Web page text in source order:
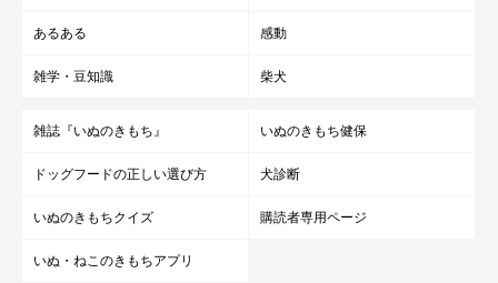
あるある 感動
雑学・豆知識 柴犬
雑誌『いぬのきもち』 いぬのきもち健保
ドッグフードの正しい選び方 犬診断
いぬのきもちクイズ 購読者専用ページ
いぬ・ねこのきもちアプリ